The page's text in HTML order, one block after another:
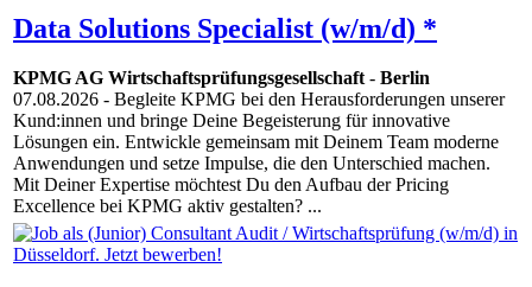
Data Solutions Specialist (w/m/d) *
KPMG AG Wirtschaftsprüfungsgesellschaft- Berlin
07.08.2026 - Begleite KPMG bei den Herausforderungen unserer
Kund:innen und bringe Deine Begeisterung für innovative
Lösungen ein. Entwickle gemeinsam mit Deinem Team moderne
Anwendungen und setze Impulse, die den Unterschied machen.
Mit Deiner Expertise möchtest Du den Aufbau der Pricing
Excellence bei KPMG aktiv gestalten? ...